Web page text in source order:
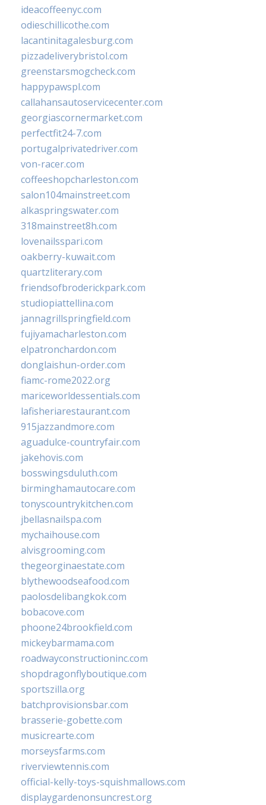
ideacoffeenyc.com
odieschillicothe.com
lacantinitagalesburg.com
pizzadeliverybristol.com
greenstarsmogcheck.com
happypawspl.com
callahansautoservicecenter.com
georgiascornermarket.com
perfectfit24-7.com
portugalprivatedriver.com
von-racer.com
coffeeshopcharleston.com
salon104mainstreet.com
alkaspringswater.com
318mainstreet8h.com
lovenailsspari.com
oakberry-kuwait.com
quartzliterary.com
friendsofbroderickpark.com
studiopiattellina.com
jannagrillspringfield.com
fujiyamacharleston.com
elpatronchardon.com
donglaishun-order.com
fiamc-rome2022.org
mariceworldessentials.com
lafisheriarestaurant.com
915jazzandmore.com
aguadulce-countryfair.com
jakehovis.com
bosswingsduluth.com
birminghamautocare.com
tonyscountrykitchen.com
jbellasnailspa.com
mychaihouse.com
alvisgrooming.com
thegeorginaestate.com
blythewoodseafood.com
paolosdelibangkok.com
bobacove.com
phoone24brookfield.com
mickeybarmama.com
roadwayconstructioninc.com
shopdragonflyboutique.com
sportszilla.org
batchprovisionsbar.com
brasserie-gobette.com
musicrearte.com
morseysfarms.com
riverviewtennis.com
official-kelly-toys-squishmallows.com
displaygardenonsuncrest.org